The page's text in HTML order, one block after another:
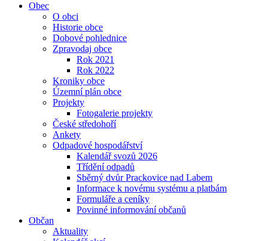
Obec
O obci
Historie obce
Dobové pohlednice
Zpravodaj obce
Rok 2021
Rok 2022
Kroniky obce
Územní plán obce
Projekty
Fotogalerie projekty
České středohoří
Ankety
Odpadové hospodářství
Kalendář svozů 2026
Třídění odpadů
Sběrný dvůr Prackovice nad Labem
Informace k novému systému a platbám
Formuláře a ceníky
Povinné informování občanů
Občan
Aktuality